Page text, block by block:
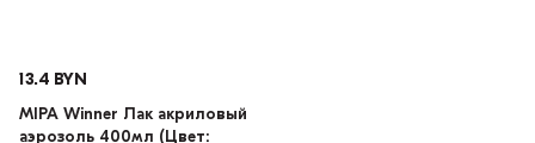
13.4 BYN
MIPA Winner Лак акриловый
аэрозоль 400мл (Цвет: